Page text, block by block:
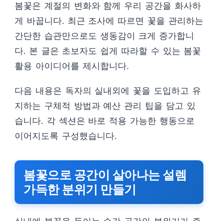
봄꽃은 계절의 변화와 함께 우리 공간을 화사하
게 바꿉니다. 최근 조사에 따르면 꽃을 관리하는
간단한 습관만으로도 생동감이 크게 증가합니
다. 본 글은 초보자도 쉽게 따라할 수 있는 봄꽃
활용 아이디어를 제시합니다.
다음 내용은 독자의 실내외에 꽃을 도입하고 유
지하는 구체적 방법과 예산 관리 팁을 담고 있
습니다. 각 섹션은 바로 적용 가능한 행동으로
이어지도록 구성했습니다.
봄꽃으로 공간이 살아나는 설렘
가득한 분위기 만들기